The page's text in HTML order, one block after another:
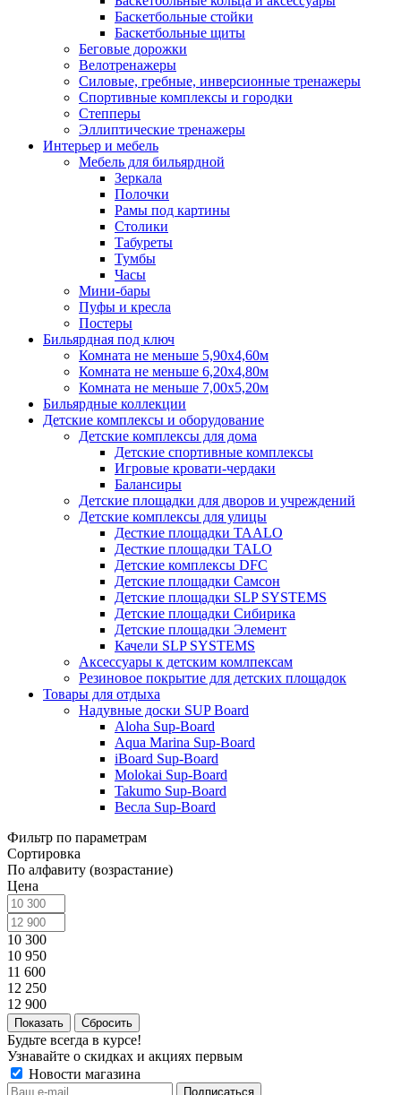
Баскетбольные стойки
Баскетбольные щиты
Беговые дорожки
Велотренажеры
Силовые, гребные, инверсионные тренажеры
Спортивные комплексы и городки
Степперы
Эллиптические тренажеры
Интерьер и мебель
Мебель для бильярдной
Зеркала
Полочки
Рамы под картины
Столики
Табуреты
Тумбы
Часы
Мини-бары
Пуфы и кресла
Постеры
Бильярдная под ключ
Комната не меньше 5,90х4,60м
Комната не меньше 6,20х4,80м
Комната не меньше 7,00х5,20м
Бильярдные коллекции
Детские комплексы и оборудование
Детские комплексы для дома
Детские спортивные комплексы
Игровые кровати-чердаки
Балансиры
Детские площадки для дворов и учреждений
Детские комплексы для улицы
Десткие площадки TAALO
Десткие площадки TALO
Детские комплексы DFC
Детские площадки Самсон
Детские площадки SLP SYSTEMS
Детские площадки Сибирика
Детские площадки Элемент
Качели SLP SYSTEMS
Аксессуары к детским комлпексам
Резиновое покрытие для детских площадок
Товары для отдыха
Надувные доски SUP Board
Aloha Sup-Board
Aqua Marina Sup-Board
iBoard Sup-Board
Molokai Sup-Board
Takumo Sup-Board
Весла Sup-Board
Фильтр по параметрам
Сортировка
По алфавиту (возрастание)
Цена
10 300
10 950
11 600
12 250
12 900
Сбросить
Будьте всегда в курсе!
Узнавайте о скидках и акциях первым
Новости магазина